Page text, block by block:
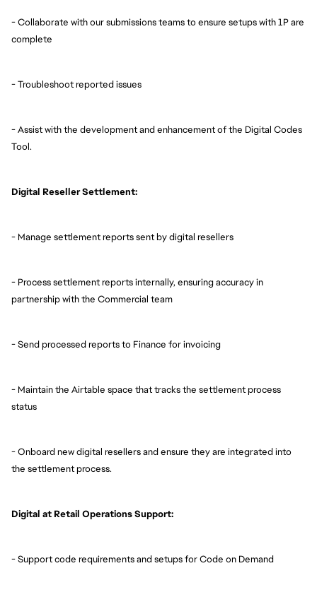
- Collaborate with our submissions teams to ensure setups with 1P are
complete
- Troubleshoot reported issues
- Assist with the development and enhancement of the Digital Codes
Tool.
Digital Reseller Settlement:
- Manage settlement reports sent by digital resellers
- Process settlement reports internally, ensuring accuracy in
partnership with the Commercial team
- Send processed reports to Finance for invoicing
- Maintain the Airtable space that tracks the settlement process
status
- Onboard new digital resellers and ensure they are integrated into
the settlement process.
Digital at Retail Operations Support:
- Support code requirements and setups for Code on Demand